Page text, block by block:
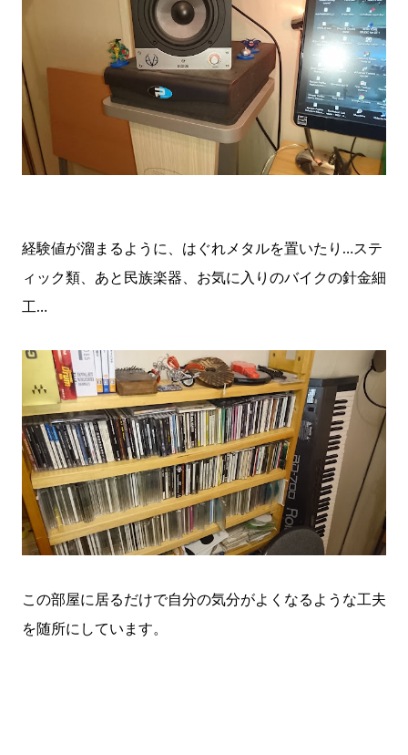
経験値が溜まるように、はぐれメタルを置いたり…ステ
ィック類、あと民族楽器、お気に入りのバイクの針金細
工…
この部屋に居るだけで自分の気分がよくなるような工夫
を随所にしています。